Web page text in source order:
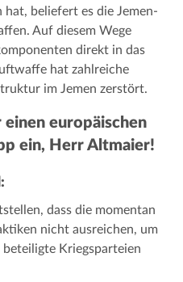
hat, beliefert es die Jemen-
Auf diesem Wege
direkt in das
hat zahlreiche
im Jemen zerstört.
einen europäischen
ein, Herr Altmaier!
dass die momentan
nicht ausreichen, um
Kriegsparteien